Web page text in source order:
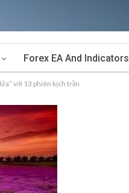
Forex EA And Indicators
với 13 phiên kịch trần